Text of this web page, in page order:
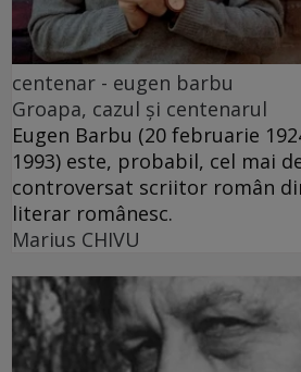
centenar - eugen barbu
Groapa, cazul și centenarul
Eugen Barbu (20 februarie
1993) este, probabil, cel mai
controversat scriitor român
literar românesc.
Marius CHIVU